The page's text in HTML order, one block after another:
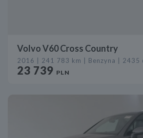
Volvo V60 Cross Country
2016 | 241 783 km | Benzyna | 2435
23 739 PLN